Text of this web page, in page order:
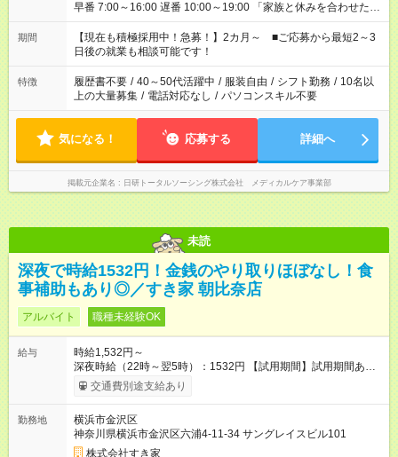
早番 7:00～16:00 遅番 10:00～19:00 「家族と休みを合わせた
い」 「余裕を持って夕飯の準備がしたい」 「できれば残業はし
たくない」 など、ご希望を教えてくださいね。 ※Wワーク希望
の方へ 今ご覧のお仕事で希望する勤務時間と、もう1つのお仕事
の勤務時間。 合計で週40時間を超える場合は応募できません。
期間
【現在も積極採用中！急募！】2カ月～ ■ご応募から最短2～3
日後の就業も相談可能です！
特徴 履歴書不要 / 40～50代活躍中 / 服装自由 / シフト勤務 / 10名以
上の大量募集 / 電話対応なし / パソコンスキル不要
気になる！ 応募する 詳細へ
掲載元企業名 日研トータルソーシング株式会社 メディカルケア事業部
未読
深夜で時給1532円！金銭のやり取りほぼなし！食
事補助もあり◎／すき家 朝比奈店
アルバイト 職種未経験OK
給与
時給1,532円～
深夜時給（22時～翌5時）：1532円 【試用期間】試用期間あり
試用期間の長さ：1ヶ月 雇用形態、給与は本採用時と同じです。
試用期間の実態は30日（※条件変更なし）ですが、切り上げで
同時給）
交通費別途支給あり
勤務地
横浜市金沢区
神奈川県横浜市金沢区六浦4-11-34 サングレイスビル101
株式会社すき家